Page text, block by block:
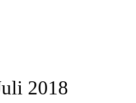
2018